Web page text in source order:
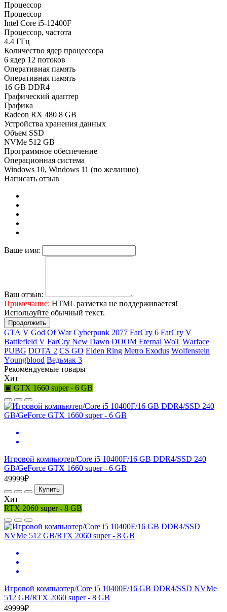
Процессор
Процессор
Intel Core i5-12400F
Процессор, частота
4.4 ГГц
Количество ядер процессора
6 ядер 12 потоков
Оперативная память
Оперативная память
16 GB DDR4
Графический адаптер
Графика
Radeon RX 480 8 GB
Устройства хранения данных
Объем SSD
NVMe 512 GB
Программное обеспечение
Операционная система
Windows 10, Windows 11 (по желанию)
Написать отзыв
Ваше имя:
Ваш отзыв:
Примечание: HTML разметка не поддерживается!
Используйте обычный текст.
Продолжить
GТА V Gоd Оf Wаr Cyberpunk 2077 FаrСry 6 FarCry V
Ваttlеfiеld V FаrСry Nеw Dаwn DООМ Еtеrnаl WоТ Wаrfасе
РUВG DОТА 2 СS GО Elden Ring Меtrо Ехоdus Wоlfеnstеin
Yоungblооd Ведьмак 3
Рекомендуемые товары
Хит
▣ GTX 1660 super - 6 GB
Игровой компьютер/Core i5 10400F/16 GB DDR4/SSD 240
GB/GeForce GTX 1660 super - 6 GB
49999₽
Купить
Хит
RTX 2060 super - 8 GB
Игровой компьютер/Core i5 10400F/16 GB DDR4/SSD NVMe
512 GB/RTX 2060 super - 8 GB
49999₽